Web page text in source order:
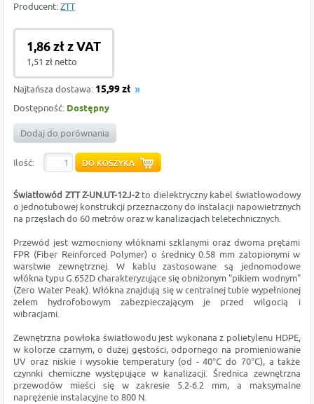
Producent:ZTT
1,86 zł z VAT
1,51 zł netto
Najtańsza dostawa: 15,99 zł
Dostępność: Dostępny
Dodaj do porównania
Ilość:
Światłowód ZTT Z-UN.UT-12J-2 to dielektryczny kabel światłowodowy
o jednotubowej konstrukcji przeznaczony do instalacji napowietrznych
na przęsłach do 60 metrów oraz w kanalizacjach teletechnicznych.
Przewód jest wzmocniony włóknami szklanymi oraz dwoma prętami
FPR (Fiber Reinforced Polymer) o średnicy 0.58 mm zatopionymi w
warstwie zewnętrznej. W kablu zastosowane są jednomodowe
włókna typu G.652D charakteryzujące się obniżonym "pikiem wodnym"
(Zero Water Peak). Włókna znajdują się w centralnej tubie wypełnionej
żelem hydrofobowym zabezpieczającym je przed wilgocią i
wibracjami.
Zewnętrzna powłoka światłowodu jest wykonana z polietylenu HDPE,
w kolorze czarnym, o dużej gęstości, odpornego na promieniowanie
UV oraz niskie i wysokie temperatury (od - 40°C do 70°C), a także
czynnki chemiczne występujące w kanalizacji. Średnica zewnętrzna
przewodów mieści się w zakresie 5.2-6.2 mm, a maksymalne
naprężenie instalacyjne to 800 N.